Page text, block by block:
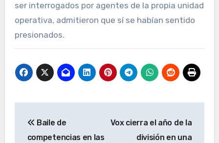
ser interrogados por agentes de la propia unidad
operativa, admitieron que sí se habían sentido
presionados.
de
Baile de
competencias en las
Vox cierra el año de la
división en una